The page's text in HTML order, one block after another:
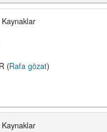
(Rafa gözat)